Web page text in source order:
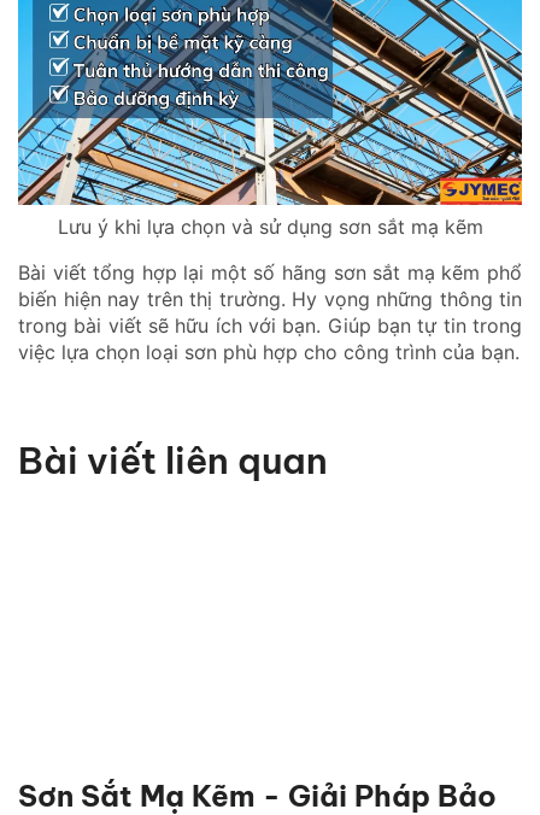
Lưu ý khi lựa chọn và sử dụng sơn sắt mạ kẽm
Bài viết tổng hợp lại một số hãng sơn sắt mạ kẽm phổ
biến hiện nay trên thị trường. Hy vọng những thông tin
trong bài viết sẽ hữu ích với bạn. Giúp bạn tự tin trong
việc lựa chọn loại sơn phù hợp cho công trình của bạn.
Bài viết liên quan
Sơn Sắt Mạ Kẽm - Giải Pháp Bảo